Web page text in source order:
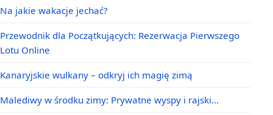
Na jakie wakacje jechać?
Przewodnik dla Początkujących: Rezerwacja Pierwszego
Lotu Online
Kanaryjskie wulkany – odkryj ich magię zimą
Malediwy w środku zimy: Prywatne wyspy i rajski…